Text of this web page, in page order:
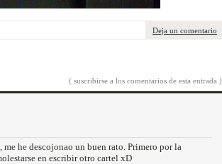
Deja un comentario
( suscribirse a los comentarios de esta entrada )
he descojonao un buen rato. Primero por la
en escribir otro cartel xD